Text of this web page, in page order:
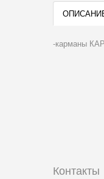
-карманы
Контакты